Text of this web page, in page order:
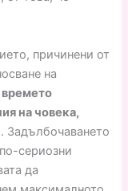
причинени от
на
времето
на човека,
. Задълбочаването
сериозни
да